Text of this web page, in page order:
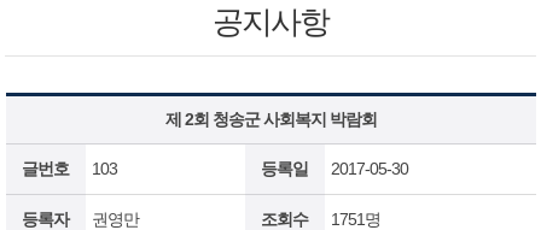
공지사항
제 2회 청송군 사회복지 박람회
글번호 103 등록일 2017-05-30
등록자 권영만 조회수 1751명